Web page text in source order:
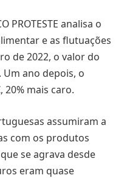
PROTESTE analisa o
e as flutuações
de 2022, o valor do
Um ano depois, o
20% mais caro.
assumiram a
com os produtos
se agrava desde
eram quase